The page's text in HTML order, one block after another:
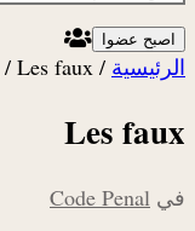
اصبح عضوا
الرئيسية /
/ Les faux
Les faux
في Code Penal